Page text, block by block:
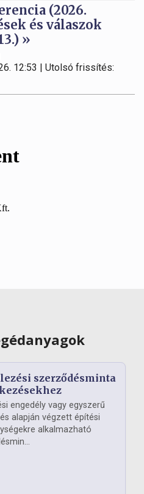
(2026.
és válaszok
»
12:53 | Utolsó frissítés:
szerződésminta
engedély vagy egyszerű
alapján végzett építési
alkalmazható